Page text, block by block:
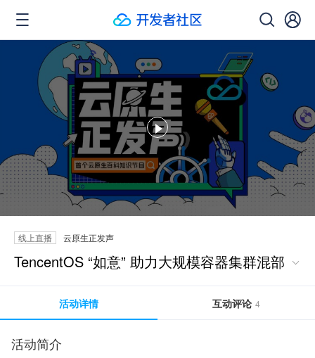
线上直播 云原生正发声
TencentOS “如意” 助力大规模容器集群混部
活动详情 互动评论 4
活动简介